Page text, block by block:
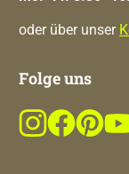
oder über unser
Folge uns